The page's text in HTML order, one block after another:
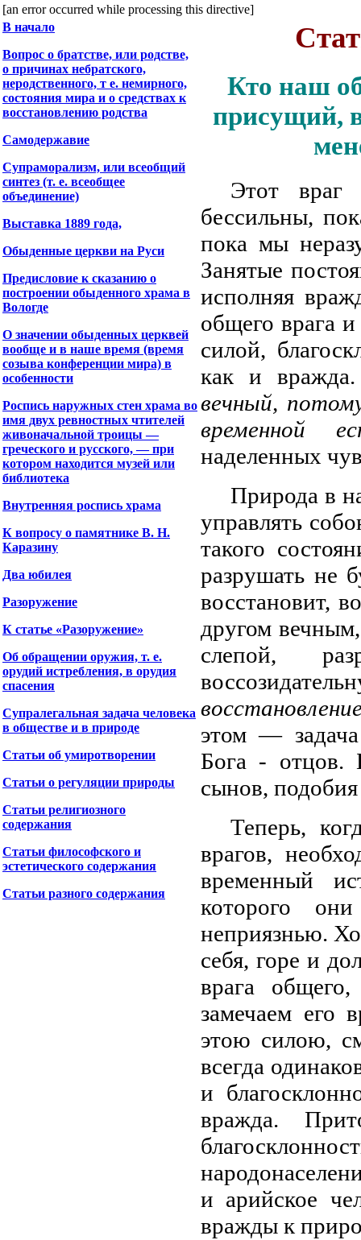
[an error occurred while processing this directive]
В начало
Вопрос о братстве, или родстве,
о причинах небратского,
неродственного, т е. немирного,
состояния мира и о средствах к
восстановлению родства
Самодержавие
Супраморализм, или всеобщий
синтез (т. е. всеобщее
объединение)
Выставка 1889 года,
Обыденные церкви на Руси
Предисловие к сказанию о
построении обыденного храма в
Вологде
О значении обыденных церквей
вообще и в наше время (время
созыва конференции мира) в
особенности
Роспись наружных стен храма во
имя двух ревностных чтителей
живоначальной троицы —
греческого и русского, — при
котором находится музей или
библиотека
Внутренняя роспись храма
К вопросу о памятнике В. Н.
Каразину
Два юбилея
Разоружение
К статье «Разоружение»
Об обращении оружия, т. е.
орудий истребления, в орудия
спасения
Супралегальная задача человека
в обществе и в природе
Статьи об умиротворении
Статьи о регуляции природы
Статьи религиозного
содержания
Статьи философского и
эстетического содержания
Статьи разного содержания
Кто наш
присущий,
Этот
бессильны,
пока мы
Занятые
исполняя
общего врага
силой,
как и
вечный,
временной
наделенных
Природа в
управлять
такого
разрушать не
восстановит,
другом
слепой,
этом —
Бога - отцов.
сынов,
Теперь,
врагов,
временный
которого
неприязнью.
себя, горе и
врага
замечаем его
этою силою,
всегда
и
вражда.
и арийское
вражды к